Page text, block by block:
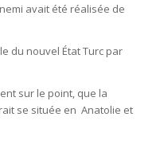
avait été réalisée de
du nouvel État Turc par
sur le point, que la
se située en Anatolie et